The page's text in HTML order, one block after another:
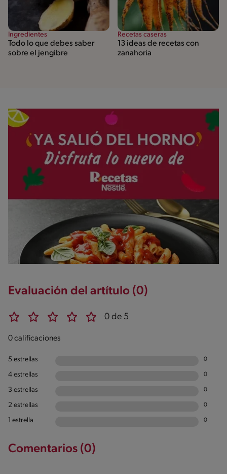
Ingredientes
Todo lo que debes saber
sobre el jengibre
Recetas caseras
13 ideas de recetas con
zanahoria
Evaluación del artítulo (0)
0 de 5
0 calificaciones
5 estrellas 0
4 estrellas 0
3 estrellas 0
2 estrellas 0
1 estrella 0
Comentarios (0)